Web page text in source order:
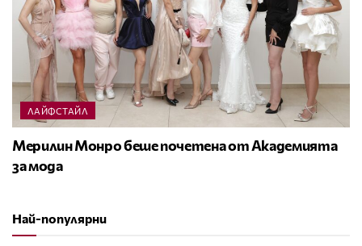
ЛАЙФСТАЙЛ
Мерилин Монро беше почетена от Академията
за мода
Най-популярни